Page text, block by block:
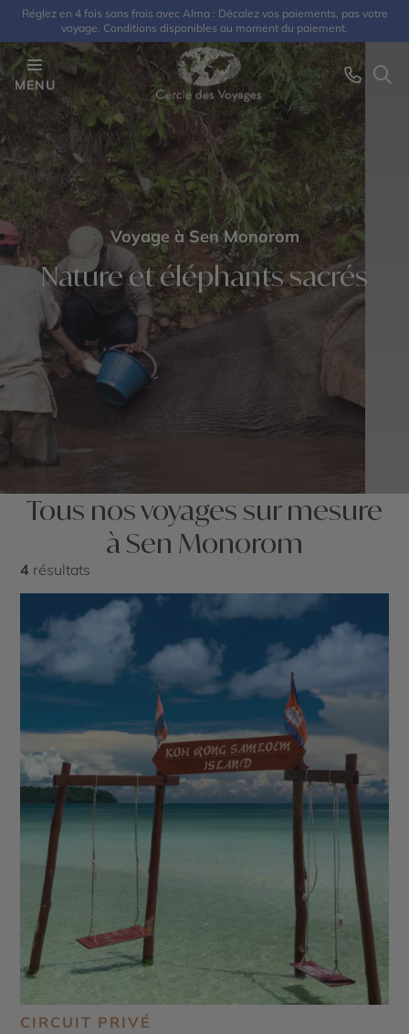
Réglez en 4 fois sans frais avec Alma : Décalez vos paiements, pas votre
voyage. Conditions disponibles au moment du paiement.
MENU
Voyage à Sen Monorom
Nature et éléphants sacrés
Tous nos voyages sur mesure
à Sen Monorom
4 résultats
CIRCUIT PRIVÉ